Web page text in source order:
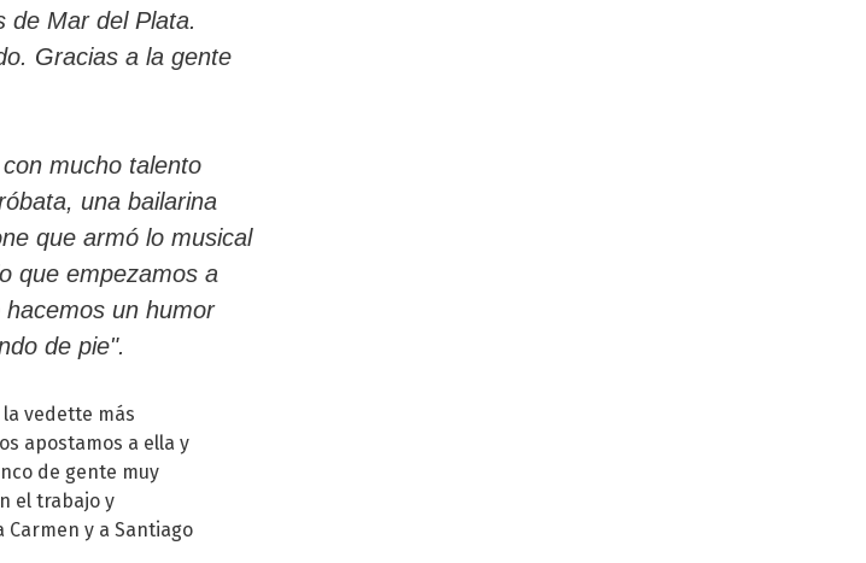
de Mar del Plata.
Gracias a la gente
mucho talento
una bailarina
que armó lo musical
que empezamos a
un humor
de pie".
vedette más
apostamos a ella y
de gente muy
el trabajo y
y a Santiago